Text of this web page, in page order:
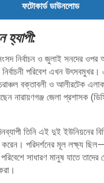
ফটোকার্ড ডাউনলোড
হ্যাপী:
নির্বাচন ও জুলাই সনদের
নির্বাচনী পরিবেশ এখন
বক্তাবলী ও আলীরটেক
নারায়ণগঞ্জ জেলা প্রশাসক
তিনি এই দুই ইউনিয়নের
করেন। পরিদর্শনের মূল লক্ষ্য
সাধারণ মানুষ যাতে তাদের